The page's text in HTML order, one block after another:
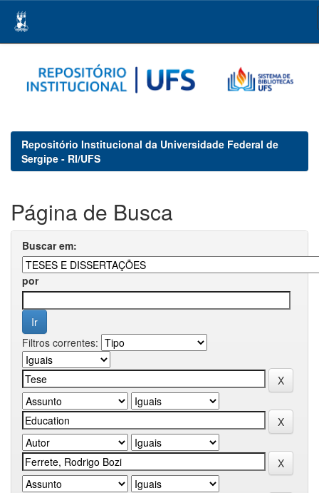
navigation
Repositório Institucional da Universidade Federal de
Sergipe - RI/UFS
Página de Busca
Buscar em:
por
Filtros correntes: